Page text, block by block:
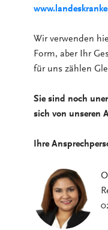
Wir verwenden
Form, aber Ihr
für uns zählen
Sie sind noch
sich von unseren
Ihre